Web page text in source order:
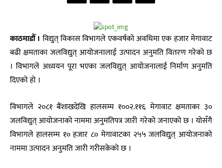
काठमाडौँ । विद्युत् विकास विभागले एकवर्षको अवधिमा एक हजार मेगावाट
बढी क्षमताका जलविद्युत् आयोजनालाई उत्पादन अनुमति वितरण गरेको छ
। विभागले अध्ययन पूरा भएका जलविद्युत् आयोजनालाई निर्माण अनुमति
दिएको हो ।
विभागले २०८१ बैंशाखदेखि हालसम्म १००२.११६ मेगावाट क्षमताका ३०
जलविद्युत् आयोजनाको नाममा अनुमतिपत्र जारी गरेको जनाएको छ । योसँगै
विभागले हालसम्म १० हजार ८० मेगावाटका २५५ जलविद्युत् आयोजनाको
नाममा उत्पादन अनुमति जारी गरीसकेको छ ।